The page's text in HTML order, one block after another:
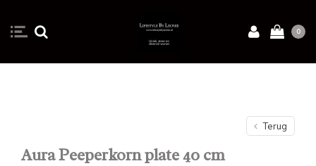
0
Terug
Aura Peeperkorn plate 40 cm